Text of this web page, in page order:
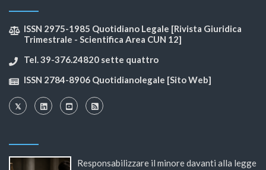
ISSN 2975-1985 Quotidiano Legale [Rivista Giuridica
Trimestrale - Scientifica Area CUN 12]
Tel. 39-376.24820 sette quattro
ISSN 2784-8906 Quotidianolegale [Sito Web]
Responsabilizzare il minore davanti alla legge